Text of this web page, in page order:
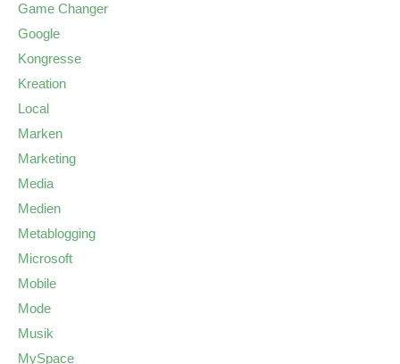
Game Changer
Google
Kongresse
Kreation
Local
Marken
Marketing
Media
Medien
Metablogging
Microsoft
Mobile
Mode
Musik
MySpace